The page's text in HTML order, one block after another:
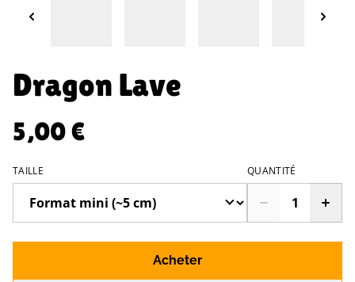
Dragon Lave
5,00 €
TAILLE QUANTITÉ
Acheter